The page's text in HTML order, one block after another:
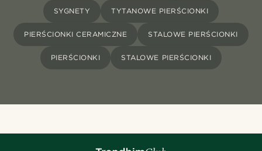
SYGNETY TYTANOWE PIERŚCIONKI
PIERŚCIONKI CERAMICZNE STALOWE PIERŚCIONKI
PIERŚCIONKI STALOWE PIERŚCIONKI